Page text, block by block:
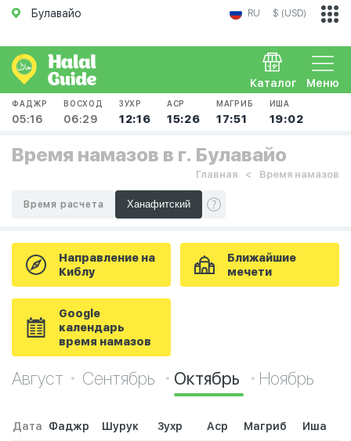
Булавайо RU $ (USD)
Меню
Каталог
ФАДЖР
05:16
ВОСХОД
06:29
ЗУХР
12:16
АСР
15:26
МАГРИБ
17:51
ИША
19:02
Время намазов в г. Булавайо
Главная Время намазов
Время расчета
Направление на
Киблу
Ближайшие
мечети
Google
календарь
время намазов
Август Сентябрь Октябрь Ноябрь
Дата Фаджр Шурук Зухр Аср Магриб Иша